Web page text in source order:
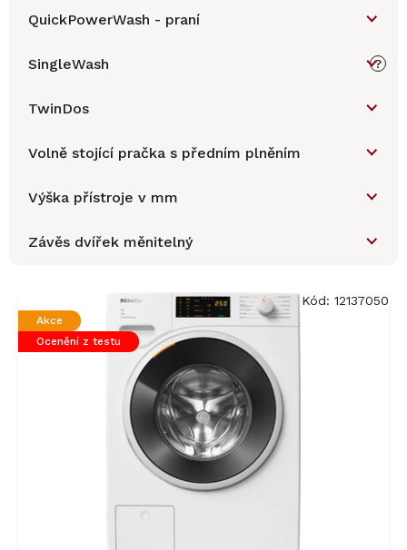
QuickPowerWash - praní
SingleWash ?
TwinDos
Volně stojící pračka s předním plněním
Výška přístroje v mm
Závěs dvířek měnitelný
p
Akce
Ocenění z testu
Kód: 12137050